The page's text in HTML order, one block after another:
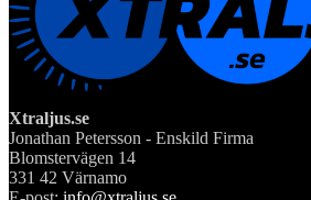
Xtraljus.se
Jonathan Petersson - Enskild Firma
Blomstervägen 14
331 42 Värnamo